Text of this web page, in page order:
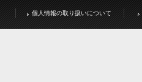
個人情報の取り扱いについて